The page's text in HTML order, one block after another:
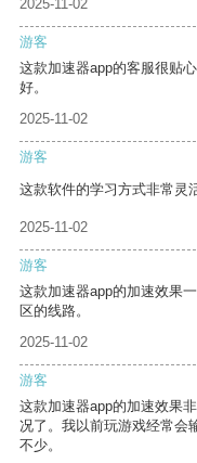
2025-11-02
游客
这款加速器app的客服很贴
好。
2025-11-02
游客
这款软件的学习方式非常灵
2025-11-02
游客
这款加速器app的加速效果
区的线路。
2025-11-02
游客
这款加速器app的加速效果
况了。我以前玩游戏经常会
不少。